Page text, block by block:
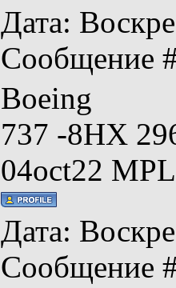
Дата:
Сообщение
Boeing
737 -8HX
04oct22
Дата:
Сообщение